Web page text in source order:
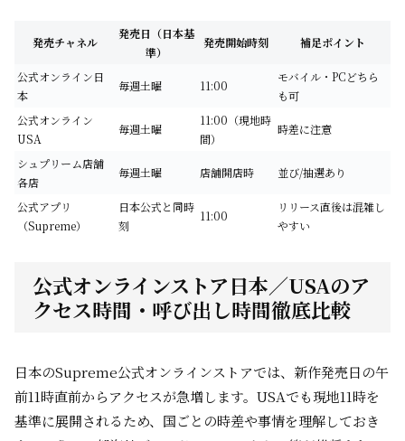
発売チャネル
発売日（日本基
準）
発売開始時刻 補足ポイント
公式オンライン日
本
毎週土曜 11:00
モバイル・PCどちら
も可
公式オンライン
USA
毎週土曜
11:00（現地時
間）
時差に注意
シュプリーム店舗
各店
毎週土曜 店舗開店時 並び/抽選あり
公式アプリ
（Supreme）
日本公式と同時
刻
11:00
リリース直後は混雑し
やすい
公式オンラインストア日本／USAのア
クセス時間・呼び出し時間徹底比較
日本のSupreme公式オンラインストアでは、新作発売日の午
前11時直前からアクセスが急増します。USAでも現地11時を
基準に展開されるため、国ごとの時差や事情を理解しておき